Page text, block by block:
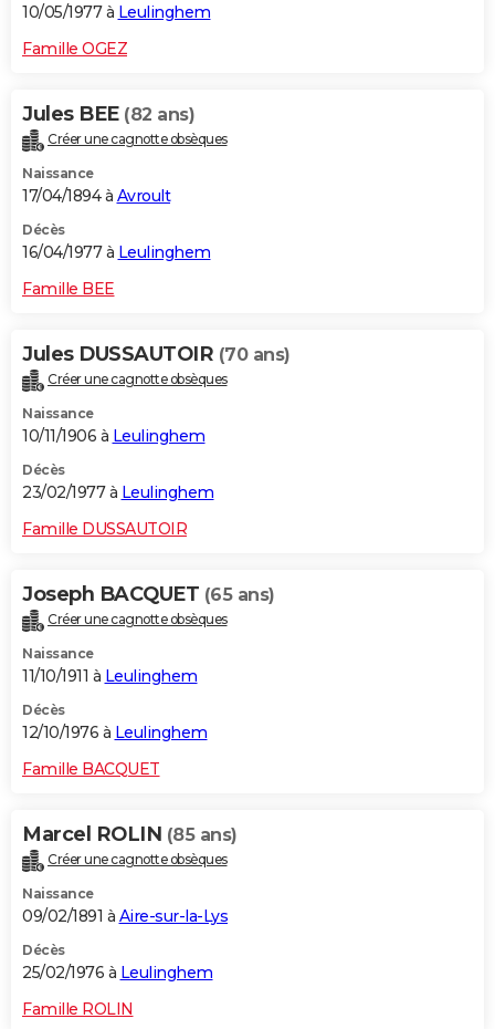
10/05/1977 à Leulinghem
Famille OGEZ
Jules BEE (82 ans)
Créer une cagnotte obsèques
Naissance
17/04/1894 à Avroult
Décès
16/04/1977 à Leulinghem
Famille BEE
Jules DUSSAUTOIR (70 ans)
Créer une cagnotte obsèques
Naissance
10/11/1906 à Leulinghem
Décès
23/02/1977 à Leulinghem
Famille DUSSAUTOIR
Joseph BACQUET (65 ans)
Créer une cagnotte obsèques
Naissance
11/10/1911 à Leulinghem
Décès
12/10/1976 à Leulinghem
Famille BACQUET
Marcel ROLIN (85 ans)
Créer une cagnotte obsèques
Naissance
09/02/1891 à Aire-sur-la-Lys
Décès
25/02/1976 à Leulinghem
Famille ROLIN